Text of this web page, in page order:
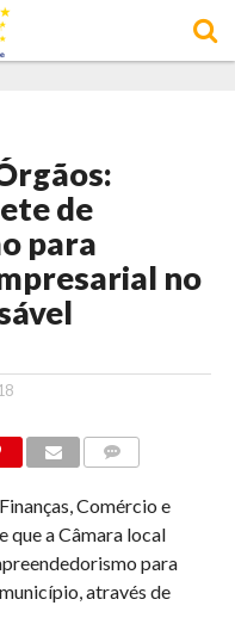
de
para
no
Comércio e
que a Câmara local
para
através de